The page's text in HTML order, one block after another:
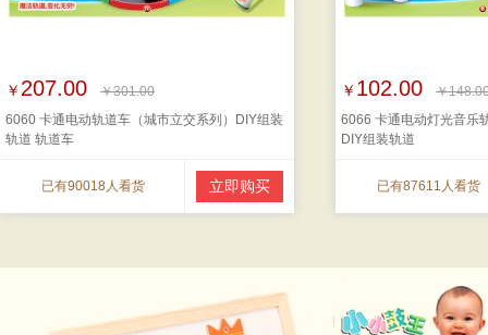
￥ 207.00
￥301.00
6060 卡通电动轨道车（城市立交系列）DIY组装
轨道 轨道车
已有90018人看货 立即购买
￥ 102.00
￥
6066 卡通电动灯光音乐
DIY组装轨道
已有87611人看货